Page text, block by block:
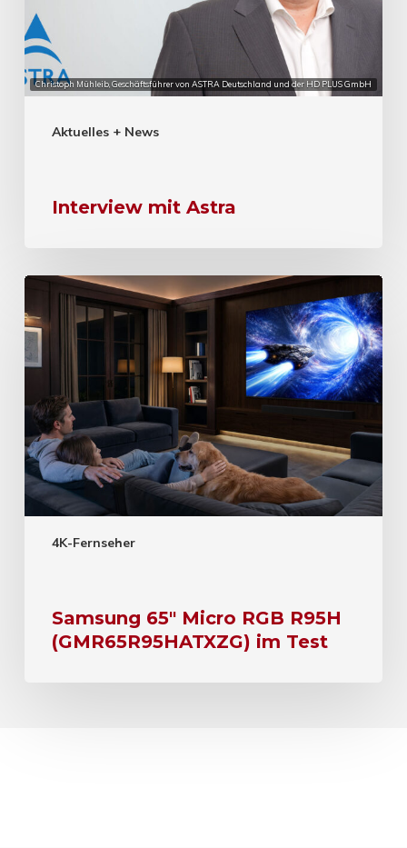
Christoph Mühleib, Geschäftsführer von ASTRA Deutschland und der HD PLUS GmbH
Aktuelles + News
Interview mit Astra
4K-Fernseher
Samsung 65″ Micro RGB R95H
(GMR65R95HATXZG) im Test